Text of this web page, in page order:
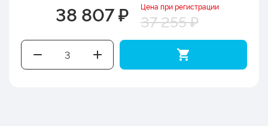
38 807 ₽ Цена при регистрации
37 255 ₽